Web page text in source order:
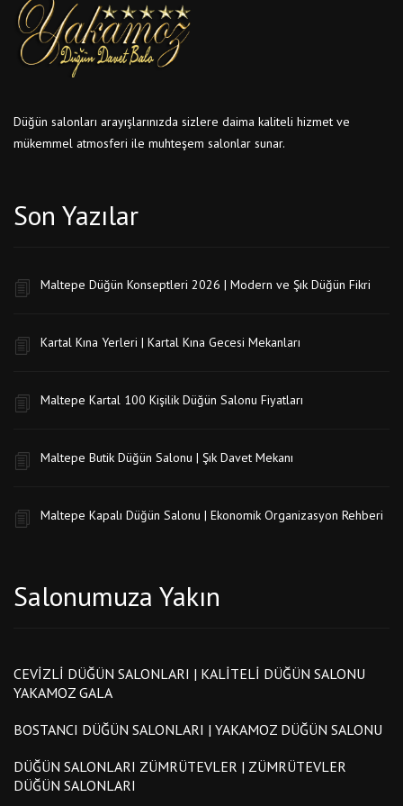
Düğün salonları arayışlarınızda sizlere daima kaliteli hizmet ve
mükemmel atmosferi ile muhteşem salonlar sunar.
Son Yazılar
Maltepe Düğün Konseptleri 2026 | Modern ve Şık Düğün Fikri
Kartal Kına Yerleri | Kartal Kına Gecesi Mekanları
Maltepe Kartal 100 Kişilik Düğün Salonu Fiyatları
Maltepe Butik Düğün Salonu | Şık Davet Mekanı
Maltepe Kapalı Düğün Salonu | Ekonomik Organizasyon Rehberi
Salonumuza Yakın
CEVIZLI DÜĞÜN SALONLARI | KALITELI DÜĞÜN SALONU
YAKAMOZ GALA
BOSTANCI DÜĞÜN SALONLARI | YAKAMOZ DÜĞÜN SALONU
DÜĞÜN SALONLARI ZÜMRÜTEVLER | ZÜMRÜTEVLER
DÜĞÜN SALONLARI